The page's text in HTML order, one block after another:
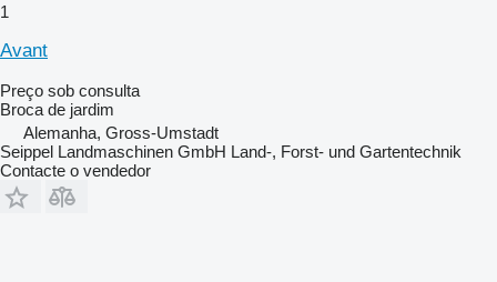
1
Avant
Preço sob consulta
Broca de jardim
Alemanha, Gross-Umstadt
Seippel Landmaschinen GmbH Land-, Forst- und Gartentechnik
Contacte o vendedor